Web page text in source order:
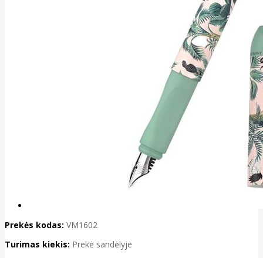
Prekės kodas: VM1602
Turimas kiekis: Prekė sandėlyje